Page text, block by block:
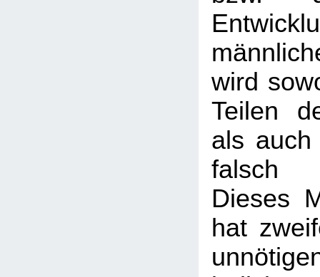
wird
Teilen
als auch
falsch
Dieses
hat